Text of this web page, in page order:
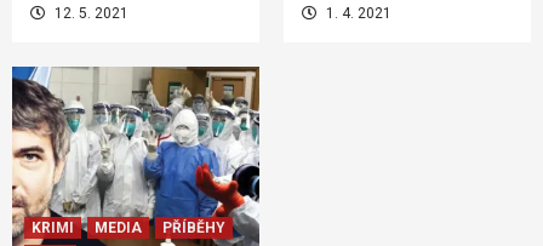
12. 5. 2021 1. 4. 2021
KRIMI MEDIA
PŘÍBĚHY